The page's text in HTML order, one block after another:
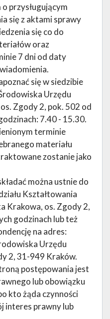
przysługującym
się z aktami sprawy
się co do
oraz
7 dni od daty
się w siedzibie
Urzędu
Zgody 2, pok. 502 od
7.40 - 15.30.
terminie
materiału
zostanie jako
można ustnie do
Kształtowania
Krakowa, os. Zgody 2,
godzinach lub też
na adres:
Urzędu
2, 31-949 Kraków.
postępowania jest
lub obowiązku
kto żąda czynności
interes prawny lub